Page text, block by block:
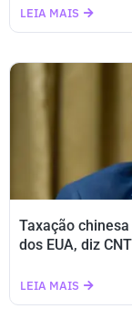
LEIA MAIS
Taxação
dos EUA, diz CNT
LEIA MAIS